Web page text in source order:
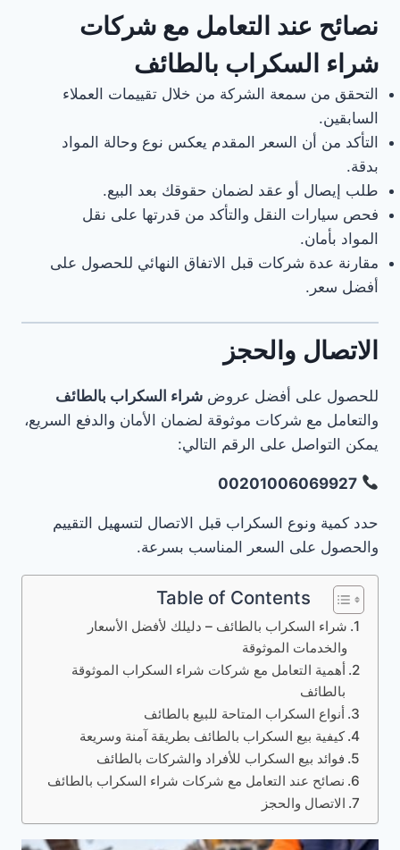
نصائح عند التعامل مع شركات
شراء السكراب بالطائف
التحقق من سمعة الشركة من خلال تقييمات العملاء
السابقين.
التأكد من أن السعر المقدم يعكس نوع وحالة المواد
بدقة.
طلب إيصال أو عقد لضمان حقوقك بعد البيع.
فحص سيارات النقل والتأكد من قدرتها على نقل
المواد بأمان.
مقارنة عدة شركات قبل الاتفاق النهائي للحصول على
أفضل سعر.
الاتصال والحجز
للحصول على أفضل عروض شراء السكراب بالطائف
والتعامل مع شركات موثوقة لضمان الأمان والدفع السريع،
يمكن التواصل على الرقم التالي:
00201006069927
حدد كمية ونوع السكراب قبل الاتصال لتسهيل التقييم
والحصول على السعر المناسب بسرعة.
Table of Contents
شراء السكراب بالطائف – دليلك لأفضل الأسعار
والخدمات الموثوقة
أهمية التعامل مع شركات شراء السكراب الموثوقة
بالطائف
أنواع السكراب المتاحة للبيع بالطائف
كيفية بيع السكراب بالطائف بطريقة آمنة وسريعة
فوائد بيع السكراب للأفراد والشركات بالطائف
نصائح عند التعامل مع شركات شراء السكراب بالطائف
الاتصال والحجز